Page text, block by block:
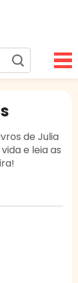
de Julia
e leia as